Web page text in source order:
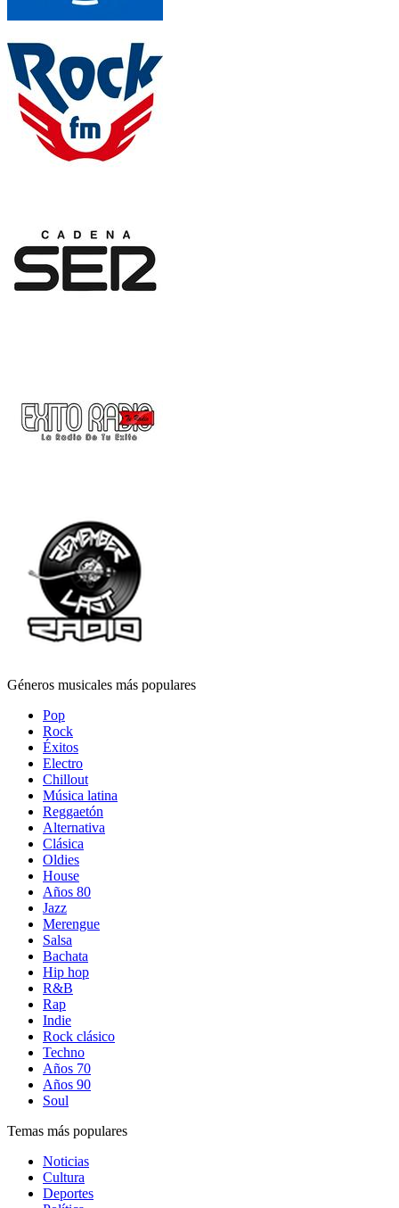
Géneros musicales más populares
Pop
Rock
Éxitos
Electro
Chillout
Música latina
Reggaetón
Alternativa
Clásica
Oldies
House
Años 80
Jazz
Merengue
Salsa
Bachata
Hip hop
R&B
Rap
Indie
Rock clásico
Techno
Años 70
Años 90
Soul
Temas más populares
Noticias
Cultura
Deportes